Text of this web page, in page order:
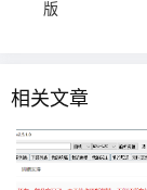
版
相关文章